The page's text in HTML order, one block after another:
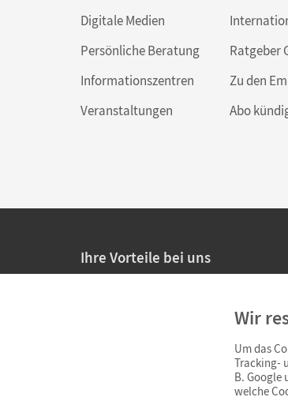
Digitale Medien
Persönliche Beratung
Informationszentren
Veranstaltungen
Ratgeber
Zu den
Abo
Ihre Vorteile bei uns
Persönliche Angebote für
Sicheres Einkaufen mit SSL-
Widerrufsfristvon 4
Wir
Um das
Tracking-
B. Google
welche